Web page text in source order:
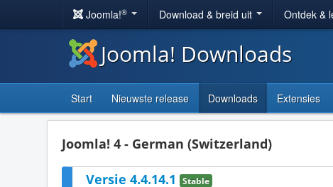
Joomla!® Download & breid uit Ontdek &
Joomla! Downloads
Start Nieuwste release Downloads Extensies
Joomla! 4 - German (Switzerland)
Versie 4.4.14.1 Stable